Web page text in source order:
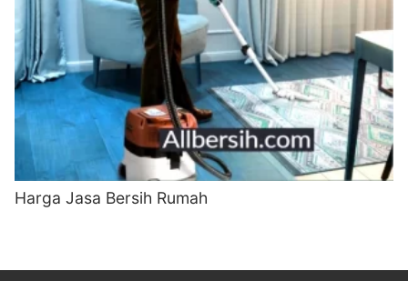
Harga Jasa Bersih Rumah